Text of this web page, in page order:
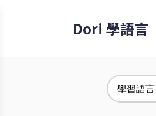
Dori 學語言
學習語